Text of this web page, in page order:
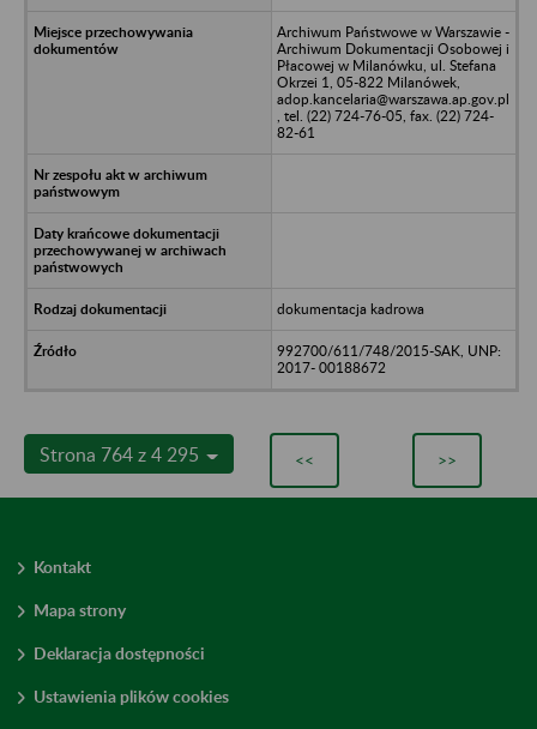
Archiwum Państwowe w Warszawie -
Archiwum Dokumentacji Osobowej i
Płacowej w Milanówku, ul. Stefana
Okrzei 1, 05-822 Milanówek,
adop.kancelaria@warszawa.ap.gov.pl
, tel. (22) 724-76-05, fax. (22) 724-
82-61
dokumentacja kadrowa
992700/611/748/2015-SAK, UNP:
2017- 00188672
Strona 764 z 4 295 << >>
Kontakt
Mapa strony
Deklaracja dostępności
Ustawienia plików cookies